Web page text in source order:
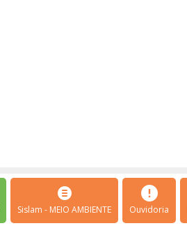
Sislam - MEIO AMBIENTE Ouvidoria